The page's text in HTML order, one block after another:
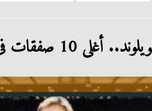
فى تاريخ مانشستر يونايتد